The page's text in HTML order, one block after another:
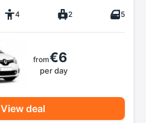
4 2 5
from€6
per day
View deal